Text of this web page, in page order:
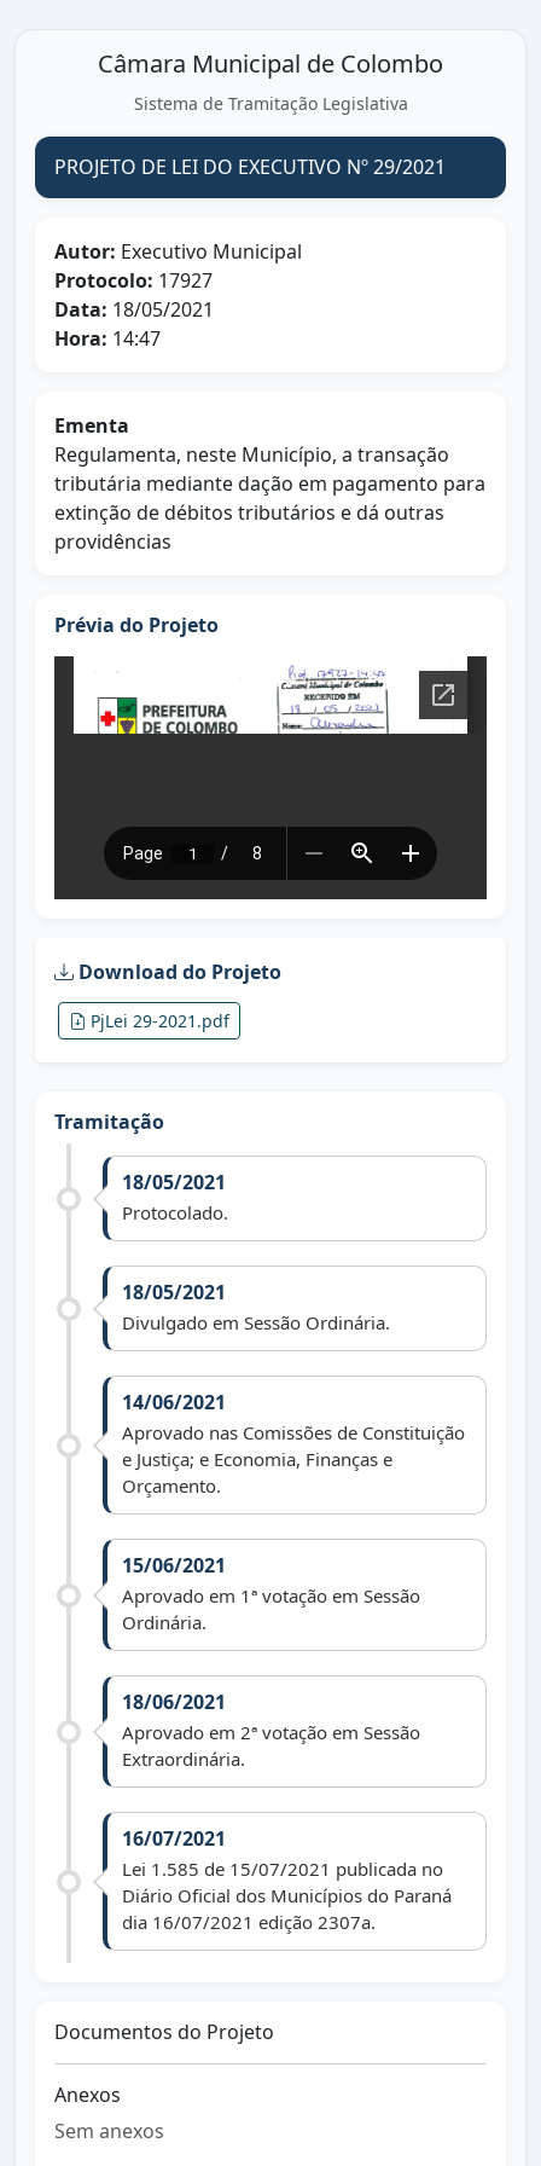
Câmara Municipal de Colombo
Sistema de Tramitação Legislativa
PROJETO DE LEI DO EXECUTIVO Nº 29/2021
Autor: Executivo Municipal
Protocolo: 17927
Data: 18/05/2021
Hora: 14:47
Ementa
Regulamenta, neste Município, a transação
tributária mediante dação em pagamento para
extinção de débitos tributários e dá outras
providências
Prévia do Projeto
Download do Projeto
PjLei 29-2021.pdf
Tramitação
18/05/2021
Protocolado.
18/05/2021
Divulgado em Sessão Ordinária.
14/06/2021
Aprovado nas Comissões de Constituição
e Justiça; e Economia, Finanças e
Orçamento.
15/06/2021
Aprovado em 1ª votação em Sessão
Ordinária.
18/06/2021
Aprovado em 2ª votação em Sessão
Extraordinária.
16/07/2021
Lei 1.585 de 15/07/2021 publicada no
Diário Oficial dos Municípios do Paraná
dia 16/07/2021 edição 2307a.
Documentos do Projeto
Anexos
Sem anexos